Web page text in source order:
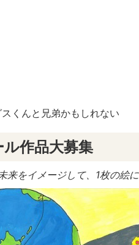
くんと兄弟かもしれない
作品大募集
来をイメージして、1枚の絵